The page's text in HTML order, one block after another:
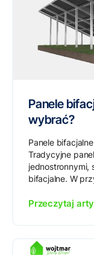
Panele
wybrać?
Panele
Tradycyjne
jednostronnymi,
bifacjalne. W
Przeczytaj